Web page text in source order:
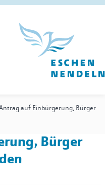
auf Einbürgerung, Bürger
Bürger